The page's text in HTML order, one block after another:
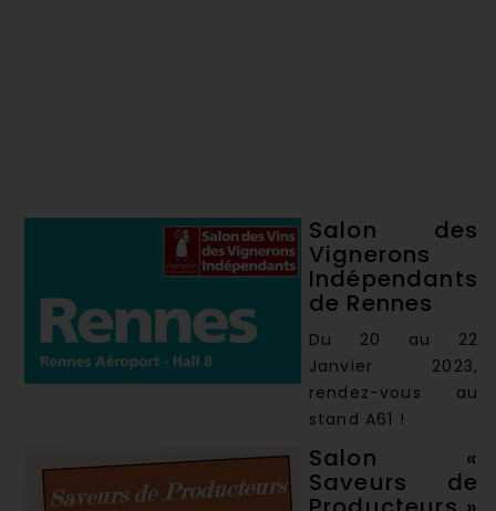
Salon des
Vignerons
Indépendants
de Rennes
Du 20 au 22
Janvier 2023,
rendez-vous au
stand A61 !
Salon «
Saveurs de